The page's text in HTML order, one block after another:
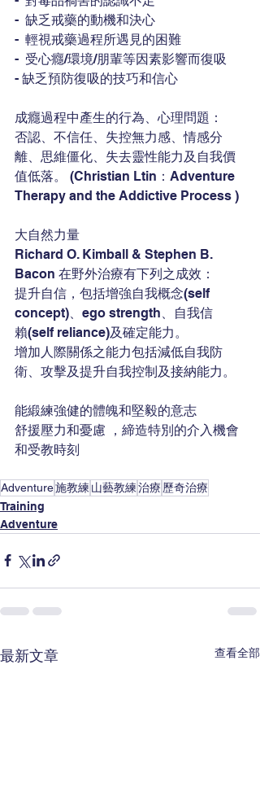
-  缺乏戒藥的動機和決心
-  輕視戒藥過程所遇見的困難
-  受心癮/環境/朋輩等因素影響而復吸
- 缺乏預防復吸的技巧和信心
成癮過程中產生的行為、心理問題：
否認、不信任、失控無力感、情感分
離、思維僵化、失去靈性能力及自我價
值低落。 (Christian Ltin：Adventure
Therapy and the Addictive Process )
大自然力量
Richard O. Kimball & Stephen B.
Bacon 在野外治療有下列之成效：
提升自信，包括增強自我概念(self
concept)、ego strength、自我信
賴(self reliance)及確定能力。
增加人際關係之能力包括減低自我防
衛、攻擊及提升自我控制及接納能力。
能緞練強健的體魄和堅毅的意志
舒援壓力和憂慮 ，締造特別的介入機會
和受教時刻
Adventure施教練 山藝教練治療 歷奇治療
Training
Adventure
最新文章 查看全部